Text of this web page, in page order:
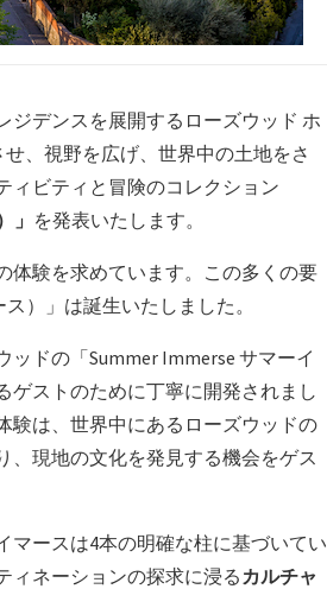
ジデンスを展開するローズウッド ホ
、視野を広げ、世界中の土地をさ
ィビティと冒険のコレクション
を発表いたします。
体験を求めています。この多くの要
）」は誕生いたしました。
ドの「Summer Immerse サマーイ
ゲストのために丁寧に開発されまし
験は、世界中にあるローズウッドの
、現地の文化を発見する機会をゲス
マースは4本の明確な柱に基づいてい
ィネーションの探求に浸る カルチャ